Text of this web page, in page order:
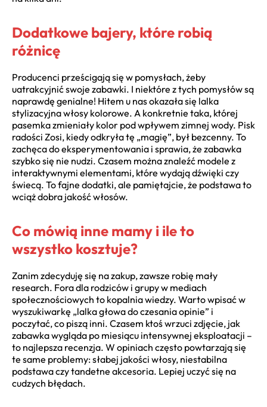
Dodatkowe bajery, które robią
różnicę
Producenci prześcigają się w pomysłach, żeby
uatrakcyjnić swoje zabawki. I niektóre z tych pomysłów są
naprawdę genialne! Hitem u nas okazała się lalka
stylizacyjna włosy kolorowe. A konkretnie taka, której
pasemka zmieniały kolor pod wpływem zimnej wody. Pisk
radości Zosi, kiedy odkryła tę „magię”, był bezcenny. To
zachęca do eksperymentowania i sprawia, że zabawka
szybko się nie nudzi. Czasem można znaleźć modele z
interaktywnymi elementami, które wydają dźwięki czy
świecą. To fajne dodatki, ale pamiętajcie, że podstawa to
wciąż dobra jakość włosów.
Co mówią inne mamy i ile to
wszystko kosztuje?
Zanim zdecyduję się na zakup, zawsze robię mały
research. Fora dla rodziców i grupy w mediach
społecznościowych to kopalnia wiedzy. Warto wpisać w
wyszukiwarkę „lalka głowa do czesania opinie” i
poczytać, co piszą inni. Czasem ktoś wrzuci zdjęcie, jak
zabawka wygląda po miesiącu intensywnej eksploatacji –
to najlepsza recenzja. W opiniach często powtarzają się
te same problemy: słabej jakości włosy, niestabilna
podstawa czy tandetne akcesoria. Lepiej uczyć się na
cudzych błędach.